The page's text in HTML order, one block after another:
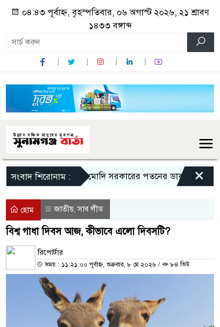
০৪:৪৩ পূর্বাহ্ন, বৃহস্পতিবার, ০৬ অগাস্ট ২০২৬, ২১ শ্রাবণ
১৪৩৩ বঙ্গাব্দ
সংবাদ শিরোনাম : মোদি সরকারের পতনের ডাক রাহুল গান্ধীর
×
হোম জাতীয়,সাব লীড
বিশ্ব গাধা দিবস আজ, কীভাবে এলো দিবসটি?
রিপোর্টার
সময় : ১১:২১:০০ পূর্বাহ্ন, শুক্রবার, ৮ মে ২০২৬ / ৮৪ ভিউ